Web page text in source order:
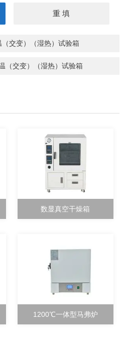
交变）（湿热）试验箱
（交变）（湿热）试验箱
数显真空干燥箱
1200℃一体型马弗炉